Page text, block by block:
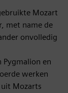
Mozart
met name de
onvolledig
Pygmalion en
werken
Mozarts